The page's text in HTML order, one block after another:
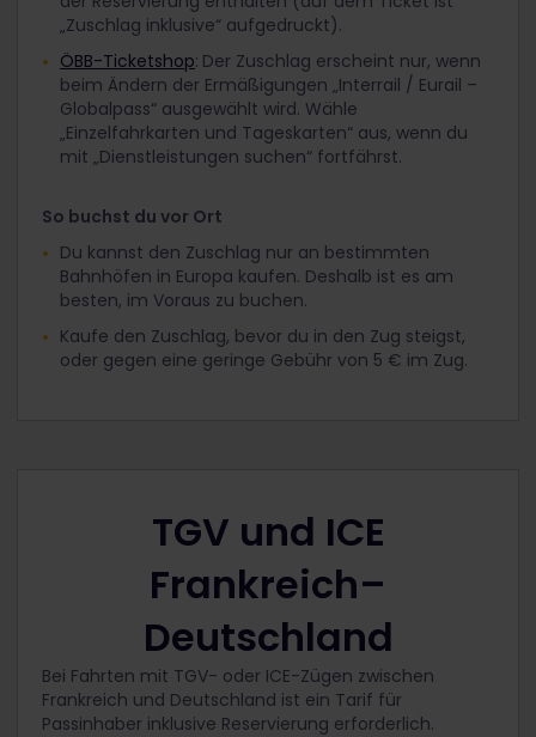
„Zuschlag inklusive“ aufgedruckt).
ÖBB-Ticketshop: Der Zuschlag erscheint nur, wenn
beim Ändern der Ermäßigungen „Interrail / Eurail –
Globalpass“ ausgewählt wird. Wähle
„Einzelfahrkarten und Tageskarten“ aus, wenn du
mit „Dienstleistungen suchen“ fortfährst.
So buchst du vor Ort
Du kannst den Zuschlag nur an bestimmten
Bahnhöfen in Europa kaufen. Deshalb ist es am
besten, im Voraus zu buchen.
Kaufe den Zuschlag, bevor du in den Zug steigst,
oder gegen eine geringe Gebühr von 5 € im Zug.
TGV und ICE
Frankreich–
Deutschland
Bei Fahrten mit TGV- oder ICE-Zügen zwischen
Frankreich und Deutschland ist ein Tarif für
Passinhaber inklusive Reservierung erforderlich.